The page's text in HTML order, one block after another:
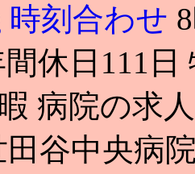
時刻合わせ
休日111
病院の求
田谷中央病